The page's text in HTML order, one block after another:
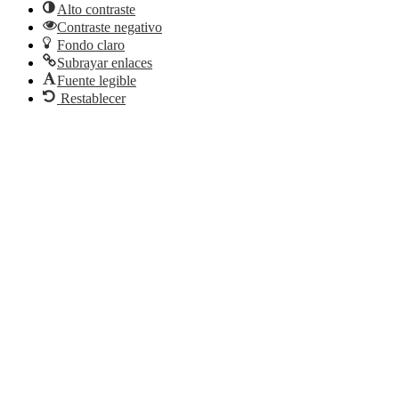
Alto contraste
Contraste negativo
Fondo claro
Subrayar enlaces
Fuente legible
Restablecer